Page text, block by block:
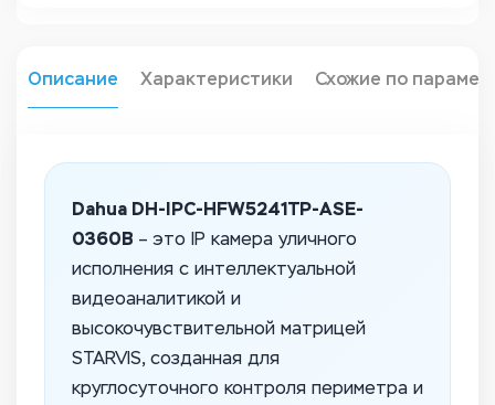
Описание Характеристики Схожие по
Dahua DH-IPC-HFW5241TP-ASE-
0360B – это IP камера уличного
исполнения с интеллектуальной
видеоаналитикой и
высокочувствительной матрицей
STARVIS, созданная для
круглосуточного контроля периметра и